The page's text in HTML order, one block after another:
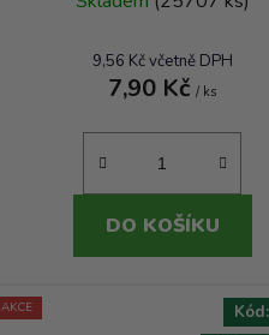
9,56 Kč včetně DPH
7,90 Kč/ ks
DO KOŠÍKU
AKCE Kód: